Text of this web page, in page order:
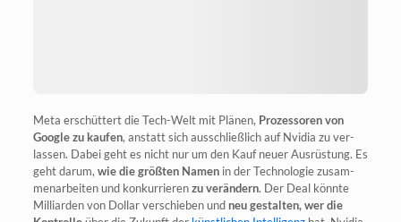
Meta erschüt­tert die Tech-Welt mit Plä­nen, Pro­zes­so­ren von
Goog­le zu kau­fen, anstatt sich aus­schließ­lich auf Nvi­dia zu ver­
las­sen. Dabei geht es nicht nur um den Kauf neu­er Aus­rüs­tung. Es
geht dar­um, wie die größ­ten Namenin der Tech­no­lo­gie zusam­
men­ar­bei­ten und kon­kur­rie­renzu ver­än­dern. Der Deal könn­te
Mil­li­ar­den von Dol­lar ver­schie­ben und neu gestal­ten, wer die